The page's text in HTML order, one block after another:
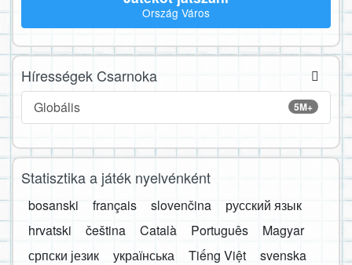
Ország Város
Hírességek Csarnoka
5M+
Globális
Statisztika a játék nyelvénként
bosanski français slovenčina
русский язык
hrvatski
čeština Català Português
Magyar
српски језик
українська Tiếng Việt
svenska